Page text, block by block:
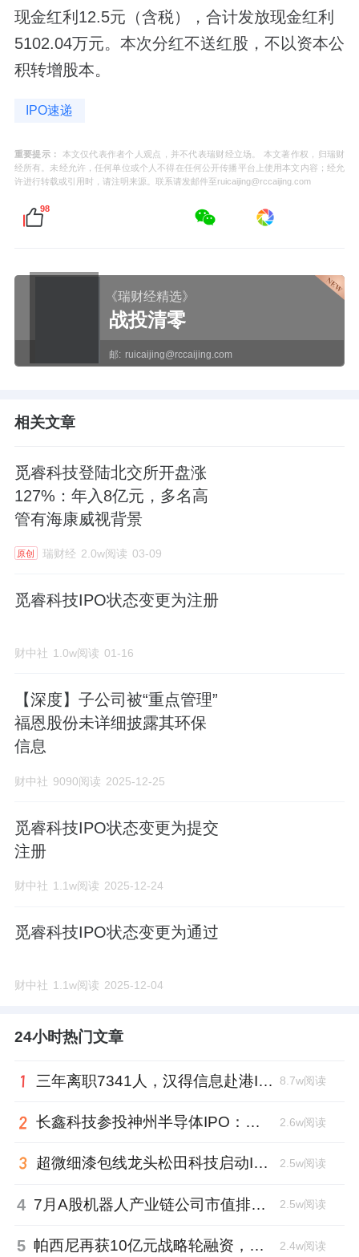
现金红利12.5元（含税），合计发放现金红利
5102.04万元。本次分红不送红股，不以资本公
积转增股本。
IPO速递
重要提示：
本文仅代表作者个人观点，并不代表瑞财经立场。 本文著作权，归瑞财
经所有。未经允许，任何单位或个人不得在任何公开传播平台上使用本文内容；经允
许进行转载或引用时，请注明来源。联系请发邮件至ruicaijing@rccaijing.com
98
《瑞财经精选》
战投清零
邮: ruicaijing@rccaijing.com
相关文章
觅睿科技登陆北交所开盘涨
127%：年入8亿元，多名高
管有海康威视背景
原创 瑞财经 2.0w阅读 03-09
觅睿科技IPO状态变更为注册
财中社 1.0w阅读 01-16
【深度】子公司被“重点管理”
福恩股份未详细披露其环保
信息
财中社 9090阅读 2025-12-25
觅睿科技IPO状态变更为提交
注册
财中社 1.1w阅读 2025-12-24
觅睿科技IPO状态变更为通过
财中社 1.1w阅读 2025-12-04
24小时热门文章
三年离职7341人，汉得信息赴港IPO前欠缴社保1.55亿元 8.7w阅读
长鑫科技参投神州半导体IPO：朱培文、陈觉晓变现2.6亿，董秘和保荐人有旧 2.6w阅读
超微细漆包线龙头松田科技启动IPO：东方证券辅导，君联资本加持 2.5w阅读
4 7月A股机器人产业链公司市值排行：大族激光跌去四成，奥比中光跻身前三 2.5w阅读
5 帕西尼再获10亿元战略轮融资，注册地从深圳迁至北京 2.4w阅读